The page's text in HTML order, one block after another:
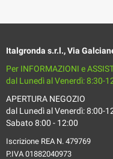
Italgronda s.r.l., Via
Per INFORMAZIONI e
dal Lunedì al Venerdì: 8:30-
APERTURA NEGOZIO
dal Lunedì al Venerdì: 8:00-
Sabato 8:00 - 12:00
Iscrizione REA N. 479769
P.IVA 01882040973